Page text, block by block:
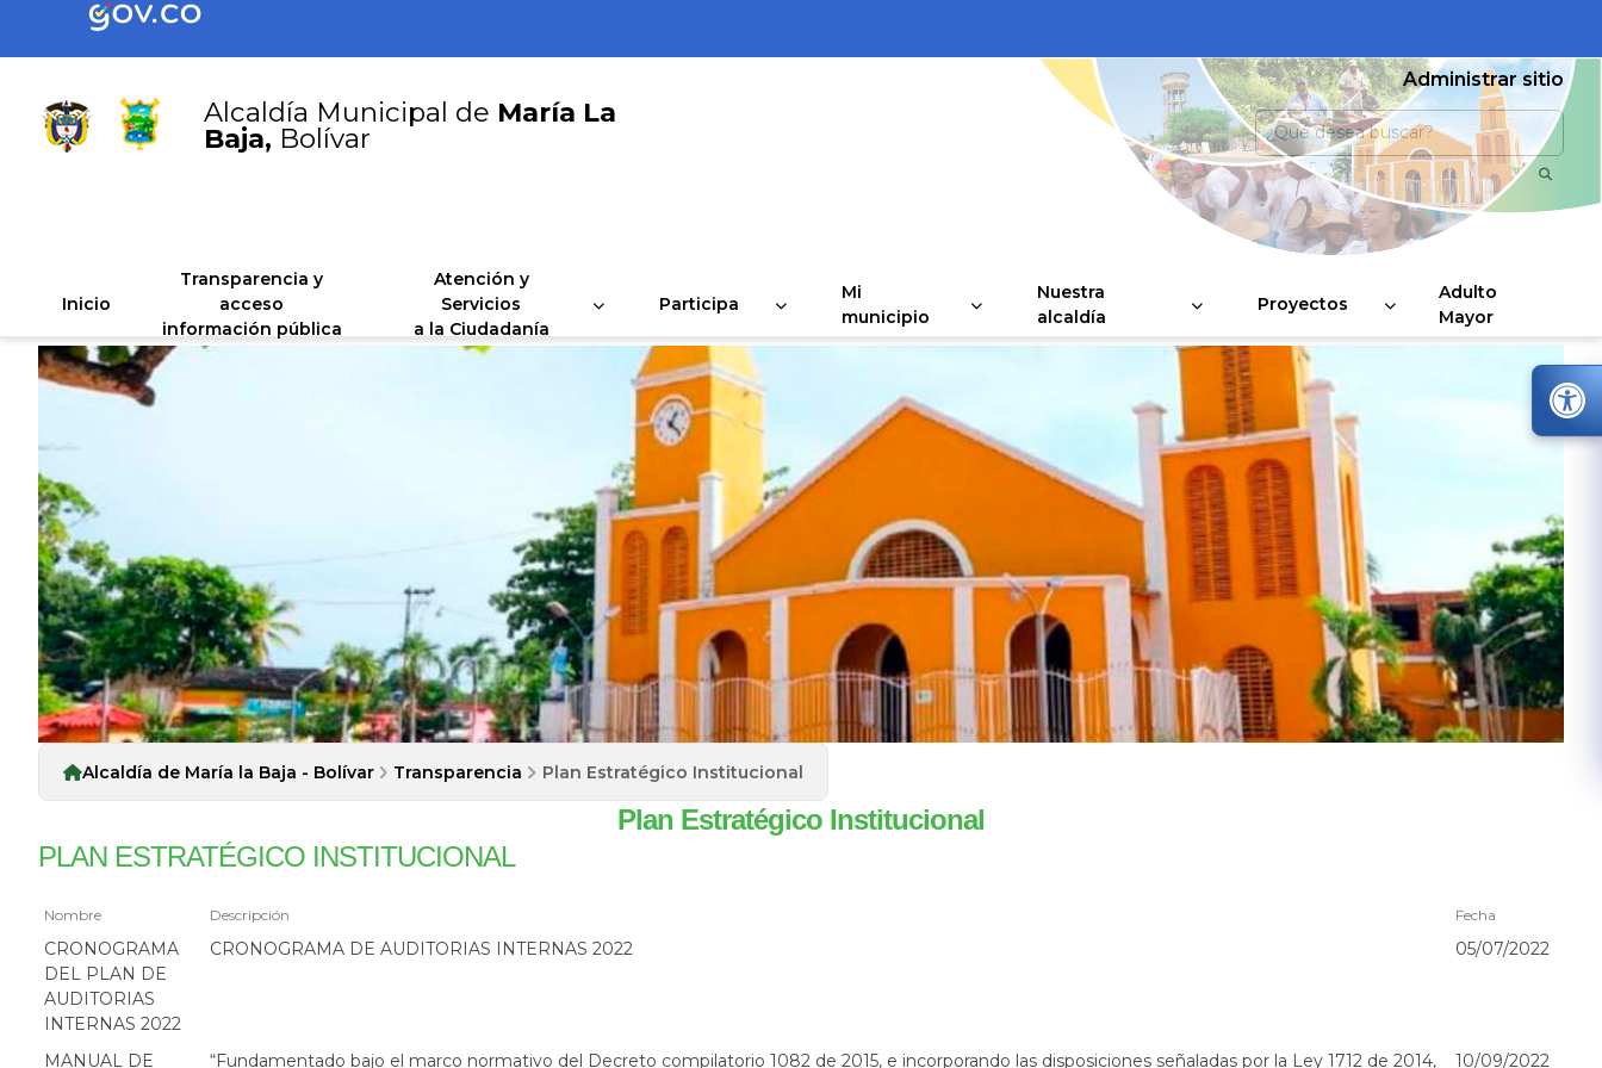
Alcaldía Municipal de María La
Baja, Bolívar
Administrar sitio
Inicio
Transparencia y
acceso
información pública
Atención y
Servicios
a la Ciudadanía
Participa
Mi
municipio
Nuestra
alcaldía
Proyectos
Adulto
Mayor
Alcaldía de María la Baja - Bolívar Transparencia Plan Estratégico Institucional
Plan Estratégico Institucional
PLAN ESTRATÉGICO INSTITUCIONAL
Nombre Descripción Fecha
CRONOGRAMA
DEL PLAN DE
AUDITORIAS
INTERNAS 2022
CRONOGRAMA DE AUDITORIAS INTERNAS 2022 05/07/2022
MANUAL DE “Fundamentado bajo el marco normativo del Decreto compilatorio 1082 de 2015, e incorporando las disposiciones señaladas por la Ley 1712 de 2014, 10/09/2022